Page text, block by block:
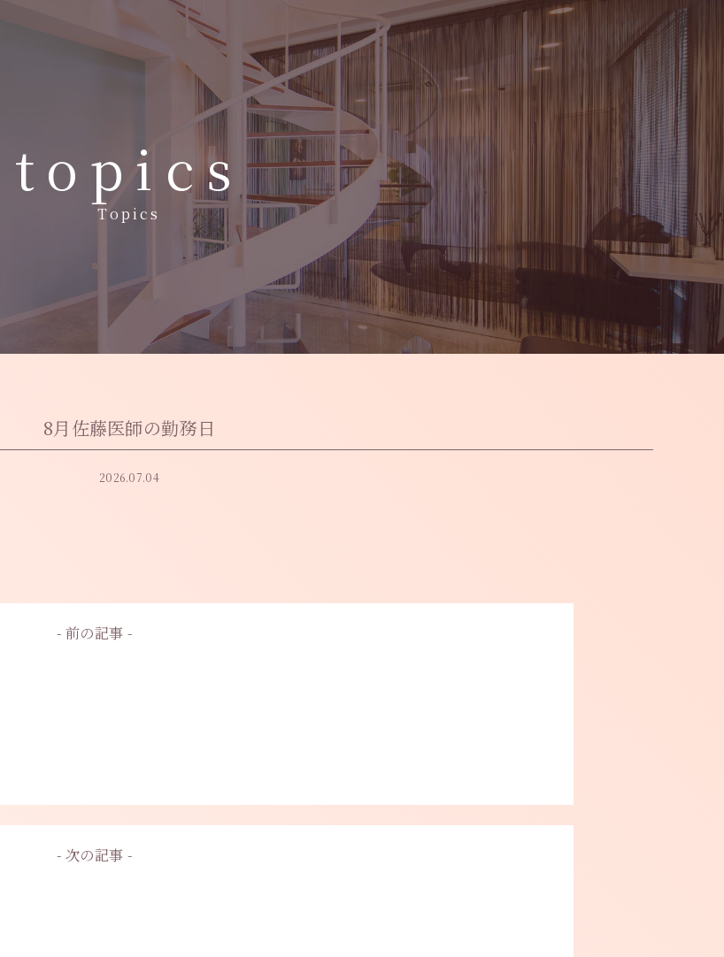
LINE予約・無料
- 施術メニュー - 施術料金 - メディカルコスメ- クリニック紹介 - アクセス- トピックス - 美容コラム
- ご予約とお問い合わせ -
073-428-
8686
料
- 元寺町スキンクリニック -
〒640-8024 和歌山県和歌山市元寺町1丁目32 5階受付
診療時間：水曜・金曜 11時～18時
木曜日 13時～18時
topics
Topics
8月佐藤医師の勤務日
2026.07.04
- 前の記事 -
- 次の記事 -